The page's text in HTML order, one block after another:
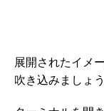
展開されたイメ
吹き込みましょう